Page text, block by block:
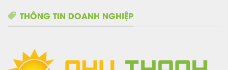
THÔNG TIN DOANH NGHIỆP